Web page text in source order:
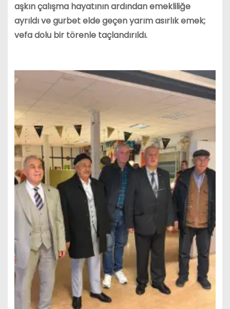
aşkın çalışma hayatının ardından emekliliğe
ayrıldı ve gurbet elde geçen yarım asırlık emek;
vefa dolu bir törenle taçlandırıldı.